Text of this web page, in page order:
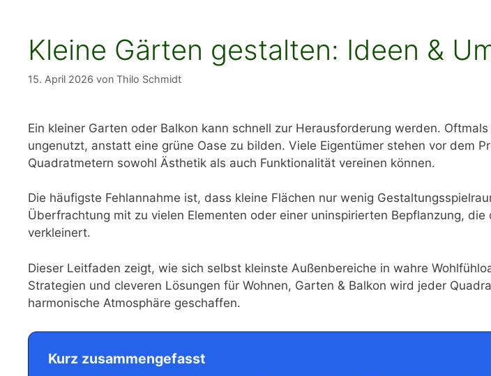
Kleine Gärten gestalten: Ideen &
15. April 2026 von Thilo Schmidt
Ein kleiner Garten oder Balkon kann schnell zur Herausforderung werden.
ungenutzt, anstatt eine grüne Oase zu bilden. Viele Eigentümer stehen vor dem
Quadratmetern sowohl Ästhetik als auch Funktionalität vereinen können.
Die häufigste Fehlannahme ist, dass kleine Flächen nur wenig
Überfrachtung mit zu vielen Elementen oder einer uninspirierten Bepflanzung,
verkleinert.
Dieser Leitfaden zeigt, wie sich selbst kleinste Außenbereiche in wahre
Strategien und cleveren Lösungen für Wohnen, Garten & Balkon wird jeder
harmonische Atmosphäre geschaffen.
Kurz zusammengefasst